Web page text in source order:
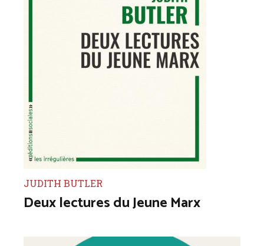
JUDITH BUTLER
Deux lectures du Jeune Marx